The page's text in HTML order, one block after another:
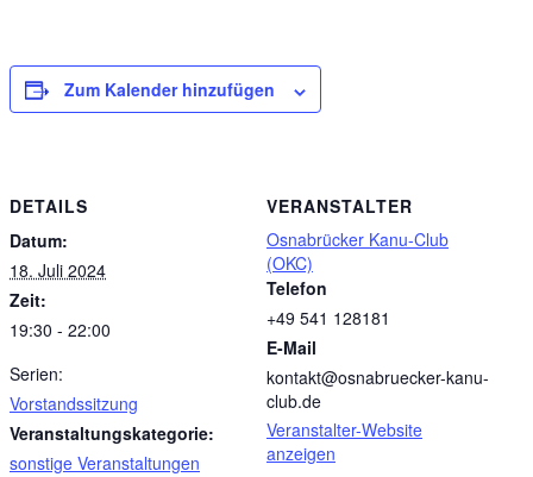
Zum Kalender hinzufügen
DETAILS
Datum:
18. Juli 2024
Zeit:
19:30 - 22:00
Serien:
Vorstandssitzung
Veranstaltungskategorie:
sonstige Veranstaltungen
VERANSTALTER
Osnabrücker Kanu-Club
(OKC)
Telefon
+49 541 128181
E-Mail
kontakt@osnabruecker-kanu-
club.de
Veranstalter-Website
anzeigen